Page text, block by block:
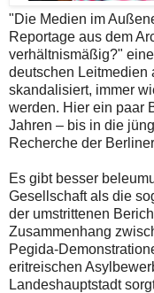
"Die Medien im
Reportage aus dem
verhältnismäßig?"
deutschen Leitmedien
skandalisiert, immer
werden. Hier ein paar
Jahren – bis in die
Recherche der
Es gibt besser
Gesellschaft als die
der umstrittenen
Zusammenhang
Pegida-
eritreischen
Landeshauptstadt